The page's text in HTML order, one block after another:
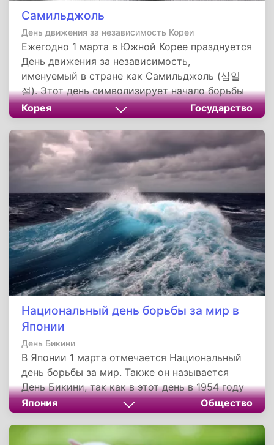
Самильджоль
День движения за независимость Кореи
Ежегодно 1 марта в Южной Корее празднуется
День движения за независимость,
именуемый в стране как Самильджоль (삼일
절). Этот день символизирует начало борьбы
корейского народа за освобождение от
японского господства и провозглашение
независимости.
Корея Государство
Национальный день борьбы за мир в
Японии
День Бикини
В Японии 1 марта отмечается Национальный
день борьбы за мир. Также он называется
День Бикини, так как в этот день в 1954 году
США взорвали водородную бомбу на атолле
Бикини. Случайными жертвами взрыва стали
японские рыбаки.
Япония Общество